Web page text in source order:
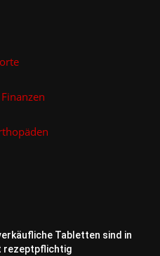
Tabletten sind in
rezeptpflichtig